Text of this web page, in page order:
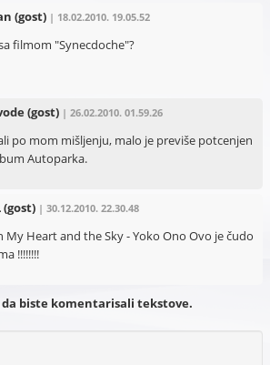
(gost) | 18.02.2010. 19.05.52
filmom "Synecdoche"?
(gost) | 26.02.2010. 01.59.26
po mom mišljenju, malo je previše potcenjen
Autoparka.
(gost) | 30.12.2010. 22.30.48
My Heart and the Sky - Yoko Ono Ovo je čudo
!!!!!!!!
biste komentarisali tekstove.